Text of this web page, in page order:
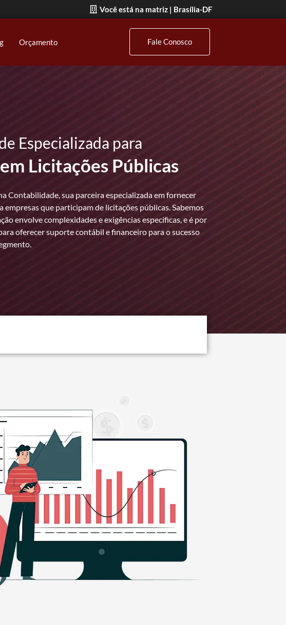
Você está na matriz | Brasília-DF
Orçamento Fale Conosco
Especializada para
Licitações Públicas
Contabilidade, sua parceira especializada em fornecer
empresas que participam de licitações públicas. Sabemos
envolve complexidades e exigências específicas, e é por
oferecer suporte contábil e financeiro para o sucesso